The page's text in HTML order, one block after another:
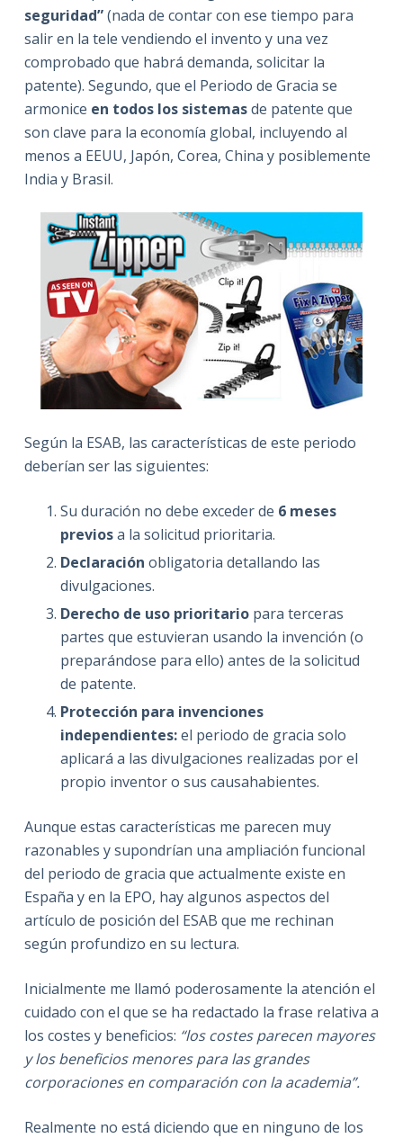
seguridad”(nada de contar con ese tiempo para
salir en la tele vendiendo el invento y una vez
comprobado que habrá demanda, solicitar la
patente). Segundo, que el Periodo de Gracia se
armonice en todos los sistemasde patente que
son clave para la economía global, incluyendo al
menos a EEUU, Japón, Corea, China y posiblemente
India y Brasil.
Según la ESAB, las características de este periodo
deberían ser las siguientes:
Su duración no debe exceder de 6 meses
previosa la solicitud prioritaria.
Declaración obligatoria detallando las
divulgaciones.
Derecho de uso prioritariopara terceras
partes que estuvieran usando la invención (o
preparándose para ello) antes de la solicitud
de patente.
Protección para invenciones
independientes:el periodo de gracia solo
aplicará a las divulgaciones realizadas por el
propio inventor o sus causahabientes.
Aunque estas características me parecen muy
razonables y supondrían una ampliación funcional
del periodo de gracia que actualmente existe en
España y en la EPO, hay algunos aspectos del
artículo de posición del ESAB que me rechinan
según profundizo en su lectura.
Inicialmente me llamó poderosamente la atención el
cuidado con el que se ha redactado la frase relativa a
los costes y beneficios: “los costes parecen mayores
y los beneficios menores para las grandes
corporaciones en comparación con la academia”.
Realmente no está diciendo que en ninguno de los